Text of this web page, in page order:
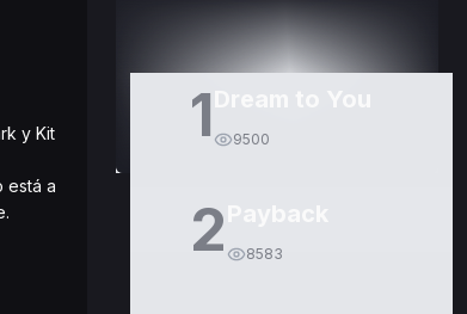
y Kit
está a
1 9500
2 8583